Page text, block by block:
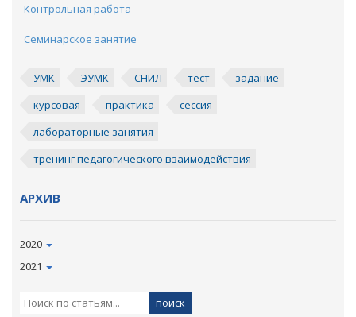
Контрольная работа
Семинарское занятие
УМК ЭУМК СНИЛ тест
задание
курсовая
практика
сессия
лабораторные занятия
тренинг педагогического взаимодействия
АРХИВ
2020
2021